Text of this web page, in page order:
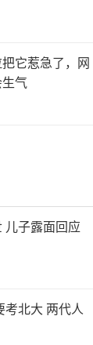
它惹急了，网
气
儿子露面回应
北大 两代人